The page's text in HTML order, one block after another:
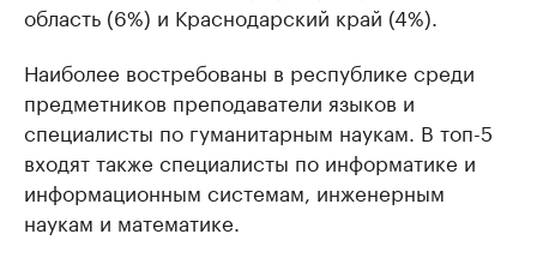
область (6%) и Краснодарский край (4%).
Наиболее востребованы в республике среди
предметников преподаватели языков и
специалисты по гуманитарным наукам. В топ-5
входят также специалисты по информатике и
информационным системам, инженерным
наукам и математике.